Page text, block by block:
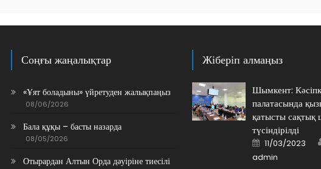
Соңғы жаңалықтар
«Ұят боладыны» үйретуден жалықпаңыз
08/06/2026
Бала құқы – басты назарда
08/05/2026
Отырардан Алтын Орда дәуіріне тиесілі
Жіберіп алмаңыз
Шымкент:
палатасында
қатысты сақтық
түсіндірілді
Posted
on
11/03/2023
admin